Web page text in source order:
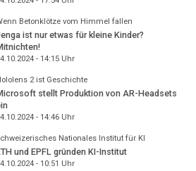
Betonklötze vom Himmel fallen
ist nur etwas für kleine Kinder?
- 14:15Uhr
2 ist Geschichte
stellt Produktion von AR-Headsets
- 14:46Uhr
Nationales Institut für KI
und EPFL gründen KI-Institut
- 10:51 Uhr